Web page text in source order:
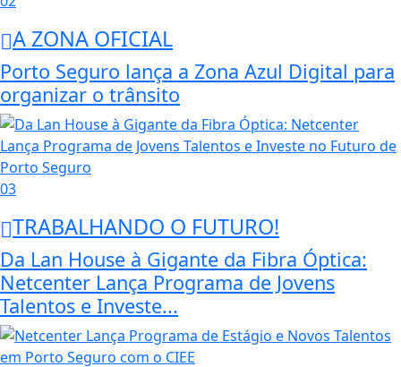
A ZONA OFICIAL
Porto Seguro lança a Zona Azul Digital para
organizar o trânsito
03
TRABALHANDO O FUTURO!
Da Lan House à Gigante da Fibra Óptica:
Netcenter Lança Programa de Jovens
Talentos e Investe...